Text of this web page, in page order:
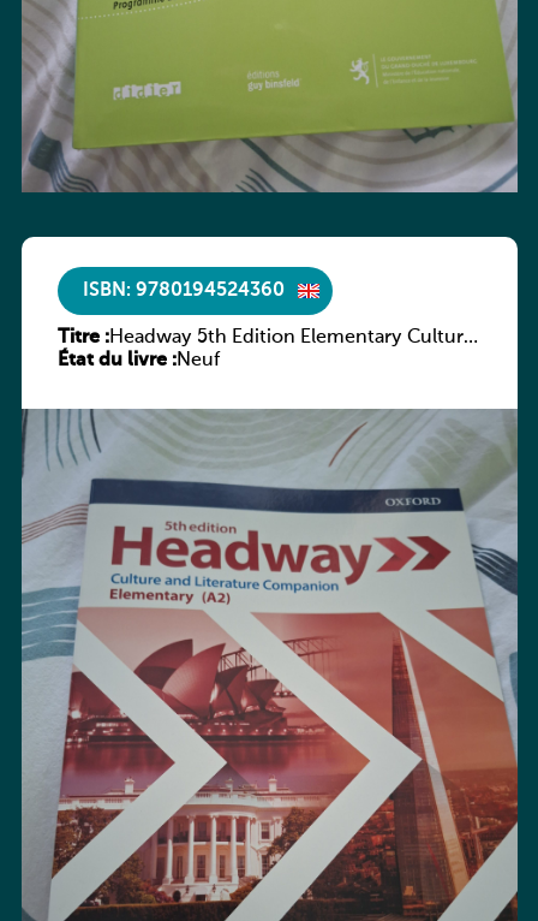
ISBN: 9780194524360
Titre :Headway 5th Edition Elementary Culture
and Literature Companion
État du livre :Neuf